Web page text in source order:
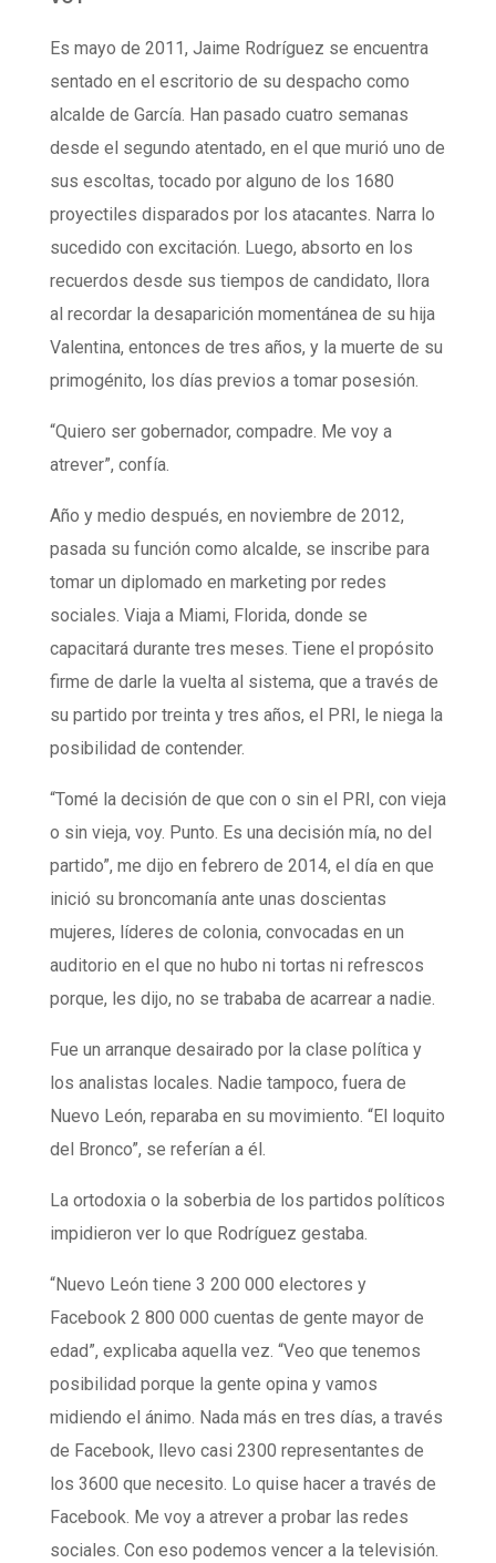
Es mayo de 2011, Jaime Rodríguez se encuentra
sentado en el escritorio de su despacho como
alcalde de García. Han pasado cuatro semanas
desde el segundo atentado, en el que murió uno de
sus escoltas, tocado por alguno de los 1680
proyectiles disparados por los atacantes. Narra lo
sucedido con excitación. Luego, absorto en los
recuerdos desde sus tiempos de candidato, llora
al recordar la desaparición momentánea de su hija
Valentina, entonces de tres años, y la muerte de su
primogénito, los días previos a tomar posesión.
“Quiero ser gobernador, compadre. Me voy a
atrever”, confía.
Año y medio después, en noviembre de 2012,
pasada su función como alcalde, se inscribe para
tomar un diplomado en marketing por redes
sociales. Viaja a Miami, Florida, donde se
capacitará durante tres meses. Tiene el propósito
firme de darle la vuelta al sistema, que a través de
su partido por treinta y tres años, el PRI, le niega la
posibilidad de contender.
“Tomé la decisión de que con o sin el PRI, con vieja
o sin vieja, voy. Punto. Es una decisión mía, no del
partido”, me dijo en febrero de 2014, el día en que
inició su broncomanía ante unas doscientas
mujeres, líderes de colonia, convocadas en un
auditorio en el que no hubo ni tortas ni refrescos
porque, les dijo, no se trababa de acarrear a nadie.
Fue un arranque desairado por la clase política y
los analistas locales. Nadie tampoco, fuera de
Nuevo León, reparaba en su movimiento. “El loquito
del Bronco”, se referían a él.
La ortodoxia o la soberbia de los partidos políticos
impidieron ver lo que Rodríguez gestaba.
“Nuevo León tiene 3 200 000 electores y
Facebook 2 800 000 cuentas de gente mayor de
edad”, explicaba aquella vez. “Veo que tenemos
posibilidad porque la gente opina y vamos
midiendo el ánimo. Nada más en tres días, a través
de Facebook, llevo casi 2300 representantes de
los 3600 que necesito. Lo quise hacer a través de
Facebook. Me voy a atrever a probar las redes
sociales. Con eso podemos vencer a la televisión.